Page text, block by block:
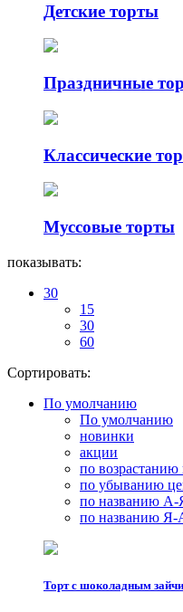
Детские торты
Праздничные
Классические
Муссовые торты
показывать:
30
15
30
60
Сортировать:
По умолчанию
По умолчанию
новинки
акции
по
по убыванию
по названию А-
по названию Я-
Торт с шоколадным